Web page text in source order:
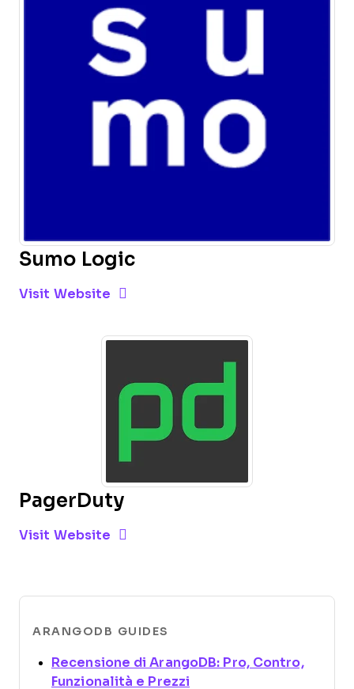
Sumo Logic
Visit Website Opens New Window
PagerDuty
Visit Website Opens New Window
ARANGODB GUIDES
Recensione di ArangoDB: Pro, Contro,
Funzionalità e Prezzi